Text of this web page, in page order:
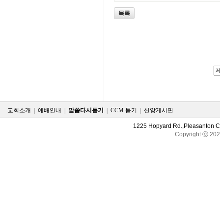
목록
교회소개 | 예배안내 | 말씀다시듣기 | CCM 듣기 | 신앙게시판
1225 Hopyard Rd.,Pleasanton
Copyright ⓒ